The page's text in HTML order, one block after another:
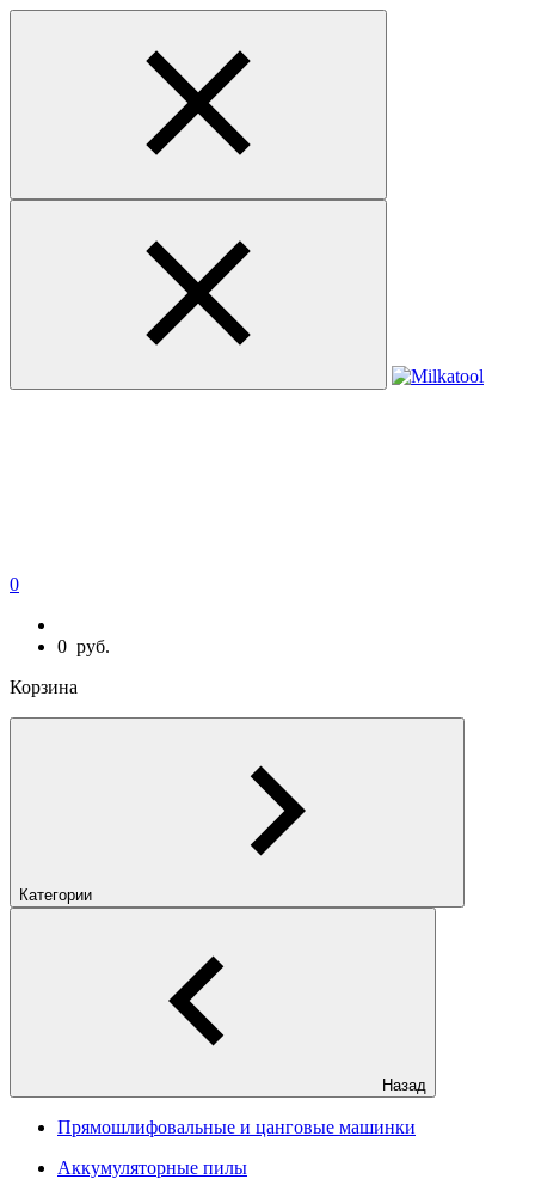
0
0 руб.
Корзина
Категории
Назад
Прямошлифовальные и цанговые машинки
Аккумуляторные пилы